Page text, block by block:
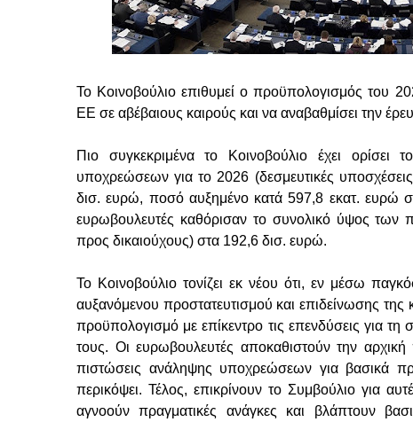
Το Κοινοβούλιο επιθυμεί ο προϋπολογισμός του
ΕΕ σε αβέβαιους καιρούς και να αναβαθμίσει την
Πιο συγκεκριμένα το Κοινοβούλιο έχει
υποχρεώσεων για το 2026 (δεσμευτικές
δισ. ευρώ, ποσό αυξημένο κατά 597,8 εκατ. ευρώ
ευρωβουλευτές καθόρισαν το συνολικό ύψος
προς δικαιούχους) στα 192,6 δισ. ευρώ.
Το Κοινοβούλιο τονίζει εκ νέου ότι, εν μέσω
αυξανόμενου προστατευτισμού και επιδείνωσης της
προϋπολογισμό με επίκεντρο τις επενδύσεις για
τους. Οι ευρωβουλευτές αποκαθιστούν την
πιστώσεις ανάληψης υποχρεώσεων για βασικά
περικόψει. Τέλος, επικρίνουν το Συμβούλιο για
αγνοούν πραγματικές ανάγκες και βλάπτουν